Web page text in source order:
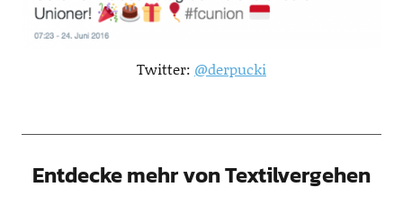
Twitter: @derpucki
Entdecke mehr von Textilvergehen